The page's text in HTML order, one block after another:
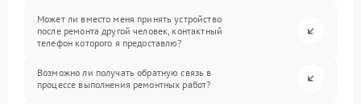
Может ли вместо меня принять устройство
после ремонта другой человек, контактный
телефон которого я предоставлю?
Возможно ли получать обратную связь в
процессе выполнения ремонтных работ?